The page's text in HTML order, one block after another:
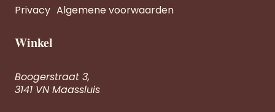
Privacy Algemene voorwaarden
Winkel
Boogerstraat 3,
3141 VN Maassluis